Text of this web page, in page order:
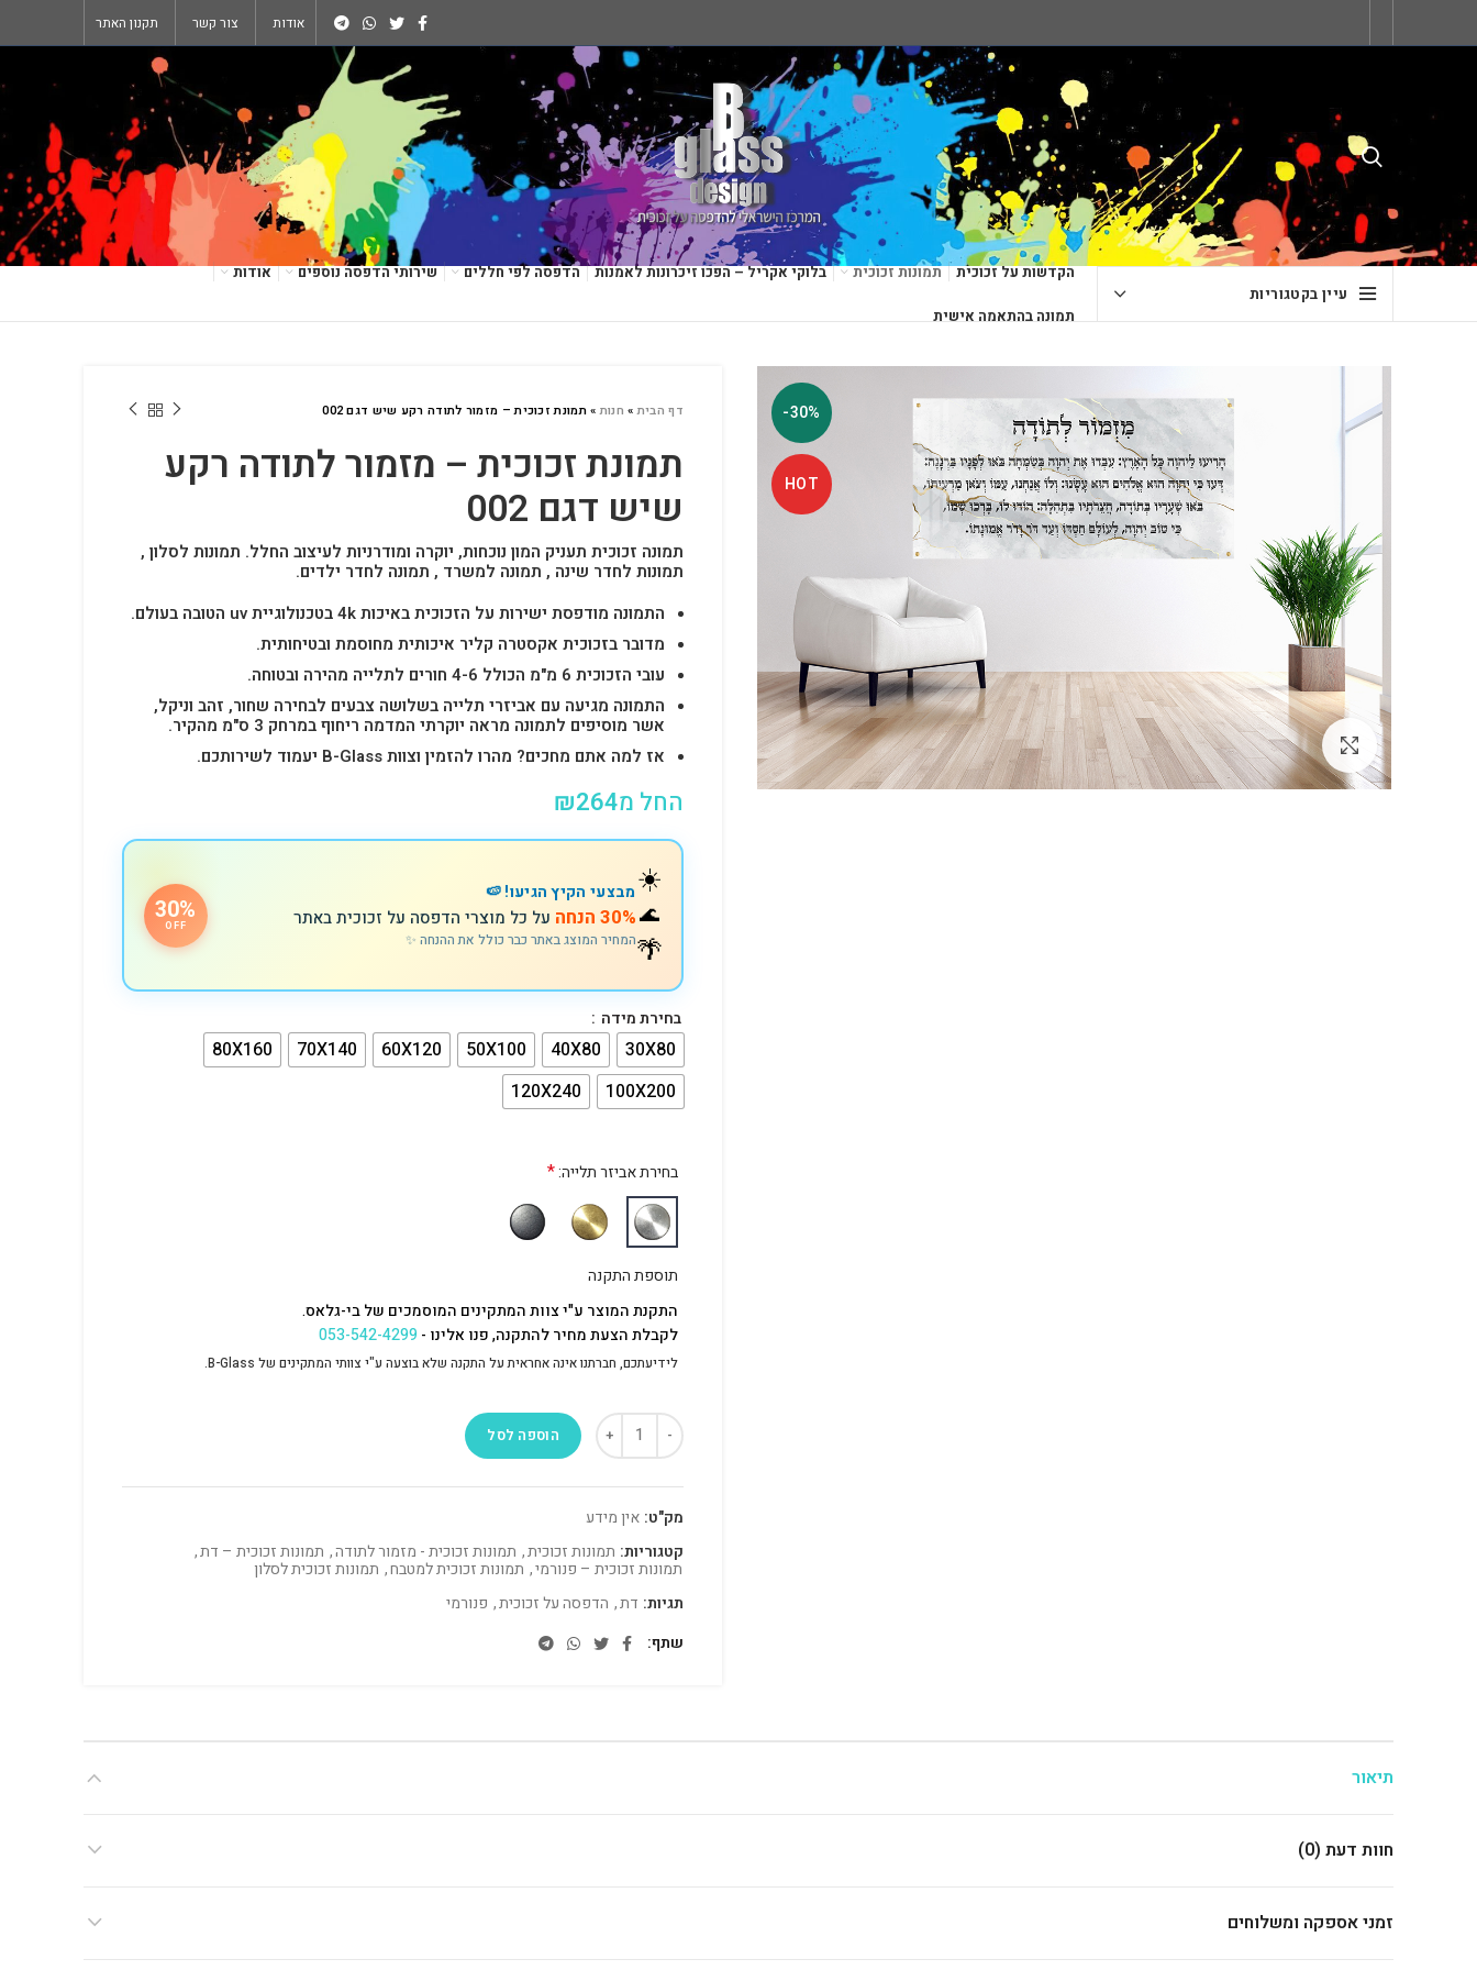
אודות צור קשר תקנון האתר
עיין בקטגוריות
הקדשות על זכוכית תמונות זכוכית בלוקי אקריל – הפכו זיכרונות לאמנות הדפסה לפי חללים שירותי הדפסה נוספים אודות
תמונה בהתאמה אישית
-30%
HOT
לחץ להגדלה
דף הבית» חנות»תמונת זכוכית – מזמור לתודה רקע שיש דגם 002
תמונת זכוכית – מזמור לתודה רקע
שיש דגם 002
תמונה זכוכית תעניק המון נוכחות, יוקרה ומודרניות לעיצוב החלל. תמונות לסלון ,
תמונות לחדר שינה , תמונה למשרד , תמונה לחדר ילדים.
התמונה מודפסת ישירות על הזכוכית באיכות 4k בטכנולוגיית uv הטובה בעולם.
מדובר בזכוכית אקסטרה קליר איכותית מחוסמת ובטיחותית.
עובי הזכוכית 6 מ"מ הכולל 4-6 חורים לתלייה מהירה ובטוחה.
התמונה מגיעה עם אביזרי תלייה בשלושה צבעים לבחירה שחור, זהב וניקל,
אשר מוסיפים לתמונה מראה יוקרתי המדמה ריחוף במרחק 3 ס"מ מהקיר.
אז למה אתם מחכים? מהרו להזמין וצוות B-Glass יעמוד לשירותכם.
החל מ ₪264
☀️
🌊
🌴
מבצעי הקיץ הגיעו! 🍉
30% הנחה על כל מוצרי הדפסה על זכוכית באתר
המחיר המוצג באתר כבר כולל את ההנחה ✨
30%
OFF
בחירת מידה
30X80
40X80
50X100
60X120
70X140
80X160
100X200
120X240
בחירת אביזר תלייה:*
תוספת התקנה
התקנת המוצר ע"י צוות המתקינים המוסמכים של בי-גלאס.
לקבלת הצעת מחיר להתקנה, פנו אלינו -053-542-4299
לידיעתכם, חברתנו אינה אחראית על התקנה שלא בוצעה ע"י צוותי המתקינים של B-Glass.
הוספה לסל
מק"ט: אין מידע
קטגוריות: תמונות זכוכית, תמונות זכוכית - מזמור לתודה, תמונות זכוכית – דת,
תמונות זכוכית – פנורמי, תמונות זכוכית למטבח, תמונות זכוכית לסלון
תגיות: דת, הדפסה על זכוכית, פנורמי
שתף
תיאור
חוות דעת (0)
זמני אספקה ומשלוחים